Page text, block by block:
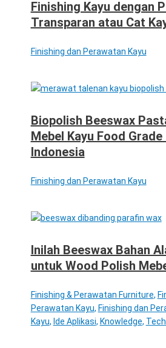
Finishing Kayu dengan
Transparan atau Cat
Finishing dan Perawatan Kayu
Biopolish Beeswax
Mebel Kayu Food Grade
Indonesia
Finishing dan Perawatan Kayu
Inilah Beeswax Bahan
untuk Wood Polish
Finishing & Perawatan Furniture,
Perawatan Kayu, Finishing dan
Kayu, Ide Aplikasi, Knowledge,